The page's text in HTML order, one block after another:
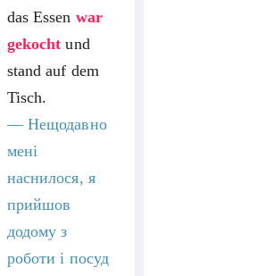
das Essen war
gekocht und
stand auf dem
Tisch.
—Нещодавно
мені
наснилося, я
прийшов
додому з
роботи і посуд